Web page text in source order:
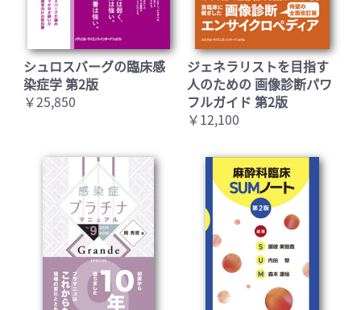
シュロスバーグの臨床感
染症学 第2版
￥25,850
ジェネラリストを目指す
人のための 画像診断パワ
フルガイド 第2版
￥12,100